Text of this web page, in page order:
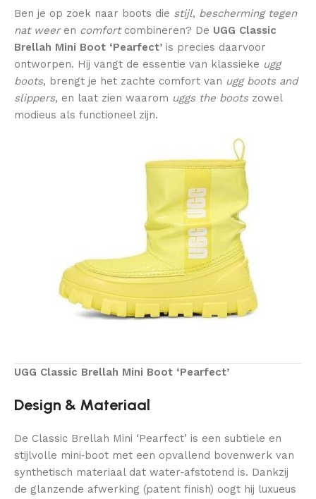
Ben je op zoek naar boots die stijl, bescherming tegen
nat weeren comfortcombineren? De UGG Classic
Brellah Mini Boot ‘Pearfect’ is precies daarvoor
ontworpen. Hij vangt de essentie van klassieke ugg
boots, brengt je het zachte comfort van ugg boots and
slippers, en laat zien waarom uggs the bootszowel
modieus als functioneel zijn.
UGG Classic Brellah Mini Boot ‘Pearfect’
Design & Materiaal
De Classic Brellah Mini ‘Pearfect’ is een subtiele en
stijlvolle mini‑boot met een opvallend bovenwerk van
synthetisch materiaal dat water‑afstotend is. Dankzij
de glanzende afwerking (patent finish) oogt hij luxueus